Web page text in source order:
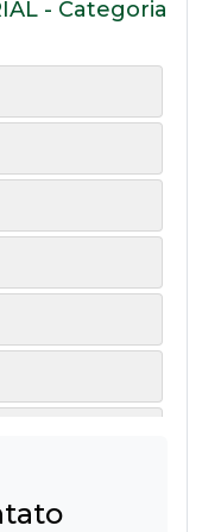
- Categoria